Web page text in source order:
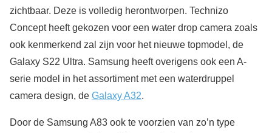
zichtbaar. Deze is volledig herontworpen. Technizo
Concept heeft gekozen voor een water drop camera zoals
ook kenmerkend zal zijn voor het nieuwe topmodel, de
Galaxy S22 Ultra. Samsung heeft overigens ook een A-
serie model in het assortiment met een waterdruppel
camera design, de Galaxy A32.
Door de Samsung A83 ook te voorzien van zo’n type